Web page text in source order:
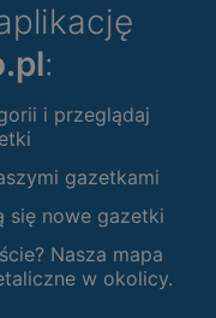
:
i przeglądaj
gazetkami
się nowe gazetki
Nasza mapa
w okolicy.